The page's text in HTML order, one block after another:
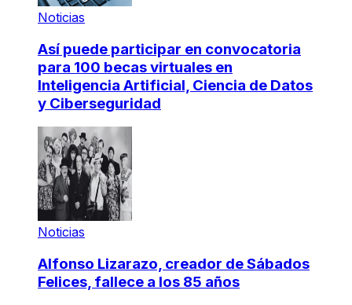
Noticias
Así puede participar en convocatoria
para 100 becas virtuales en
Inteligencia Artificial, Ciencia de Datos
y Ciberseguridad
Noticias
Alfonso Lizarazo, creador de Sábados
Felices, fallece a los 85 años